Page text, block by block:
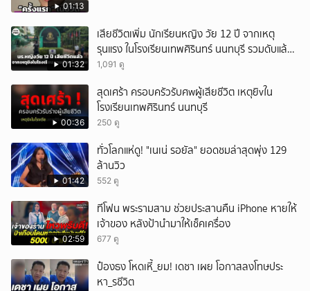
01:13
01:32
เสียชีวิตเพิ่ม นักเรียนหญิง วัย 12 ปี จากเหตุ
รุนแรง ในโรงเรียนเทพศิรินทร์ นนทบุรี รวมดับแล้ว
9 ราย
1,091 ดู
00:36
สุดเศร้า ครอบครัวรับศwผู้เสียชีวิต เหตุยิvใน
โรงเรียนเทพศิรินทร์ นนทบุรี
250 ดู
01:42
ทั่วโลกแห่ดู! "เนเน่ รอยัล" ยอดชมล่าสุดพุ่ง 129
ล้านวิว
552 ดู
02:59
ทีโฟน พระรามสาม ช่วยประสานคืน iPhone หายให้
เจ้าของ หลังป้านำมาให้เช็คเครื่อง
677 ดู
ป๋องธง โหดเหี้_ยม! เดชา เผย โอกาสลงโทษประ
หา_รชีวิต